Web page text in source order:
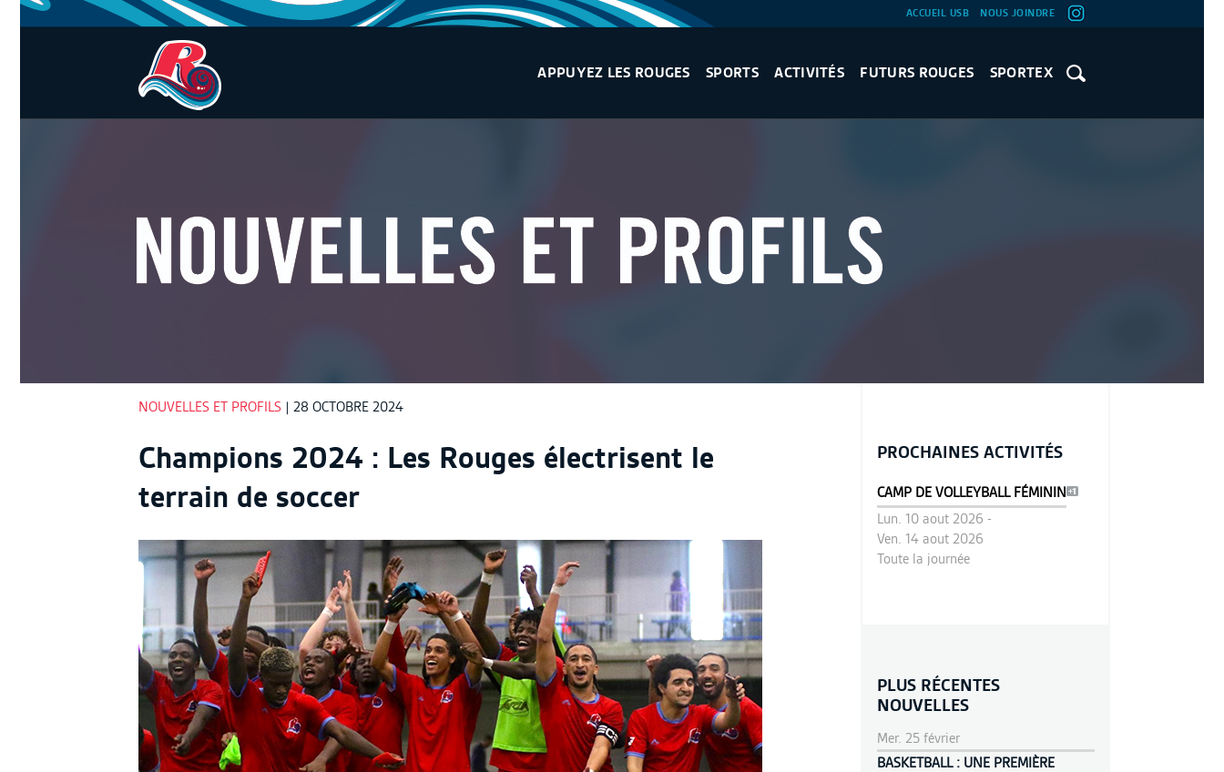
ACCUEIL USB NOUS JOINDRE
APPUYEZ LES ROUGES SPORTS ACTIVITÉS FUTURS ROUGES SPORTEX
NOUVELLES ET PROFILS | 28 OCTOBRE 2024
Champions 2024 : Les Rouges électrisent le
terrain de soccer
PROCHAINES ACTIVITÉS
CAMP DE VOLLEYBALL FÉMININ
Lun. 10 aout 2026 -
Ven. 14 aout 2026
Toute la journée
PLUS RÉCENTES
NOUVELLES
Mer. 25 février
BASKETBALL : UNE PREMIÈRE